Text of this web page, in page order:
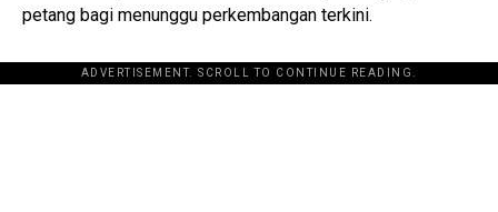
petang bagi menunggu perkembangan terkini.
ADVERTISEMENT. SCROLL TO CONTINUE READING.